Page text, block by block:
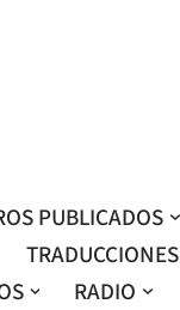
PUBLICADOS
TRADUCCIONES
RADIO